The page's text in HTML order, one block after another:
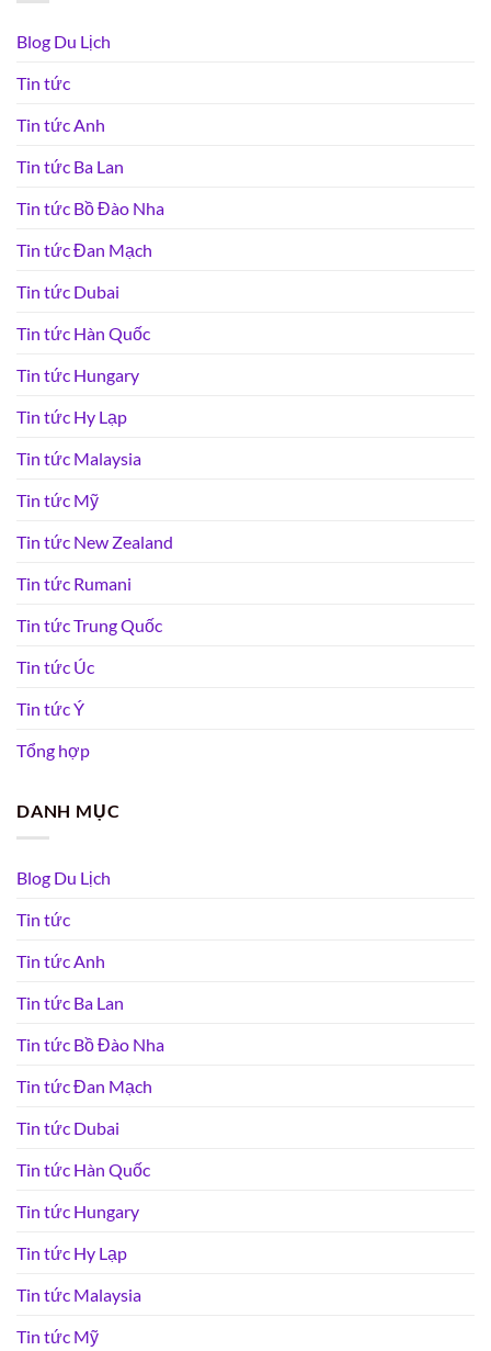
Blog Du Lịch
Tin tức
Tin tức Anh
Tin tức Ba Lan
Tin tức Bồ Đào Nha
Tin tức Đan Mạch
Tin tức Dubai
Tin tức Hàn Quốc
Tin tức Hungary
Tin tức Hy Lạp
Tin tức Malaysia
Tin tức Mỹ
Tin tức New Zealand
Tin tức Rumani
Tin tức Trung Quốc
Tin tức Úc
Tin tức Ý
Tổng hợp
DANH MỤC
Blog Du Lịch
Tin tức
Tin tức Anh
Tin tức Ba Lan
Tin tức Bồ Đào Nha
Tin tức Đan Mạch
Tin tức Dubai
Tin tức Hàn Quốc
Tin tức Hungary
Tin tức Hy Lạp
Tin tức Malaysia
Tin tức Mỹ